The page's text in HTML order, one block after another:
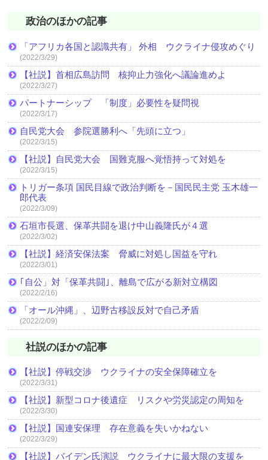
政治のほかの記事
「アフリカ各国と認識共有」 外相 ウクライナ侵攻めぐり
(2022/3/29)
【社説】首相広島訪問 核抑止力強化へ議論進めよ
(2022/3/27)
パートナーシップ 「制度」必要性を疑問視
(2022/3/17)
自民党大会 参院選勝利へ「先頭に立つ」
(2022/3/15)
【社説】自民党大会 国難克服へ覚悟持って対処を
(2022/3/15)
トリガー条項 国民目線で政治判断を－国民民主党 玉木雄一
郎代表
(2022/3/09)
石垣市長選、保革共闘を退け中山義隆氏が４選
(2022/3/02)
【社説】経済安保法案 脅威に対処し国益を守れ
(2022/3/01)
｢自公」対「保革共闘｣、離島で広がる新対立構図
(2022/2/16)
「オール沖縄」、辺野古移設反対で自己矛盾
(2022/2/09)
社説のほかの記事
【社説】停戦交渉 ウクライナの安全保障確立を
(2022/3/31)
【社説】新型コロナ後遺症 リスクや労災認定の周知を
(2022/3/30)
【社説】国連安保理 存在意義を失いかねない
(2022/3/29)
【社説】バイデン氏演説 ウクライナに最大限の支援を